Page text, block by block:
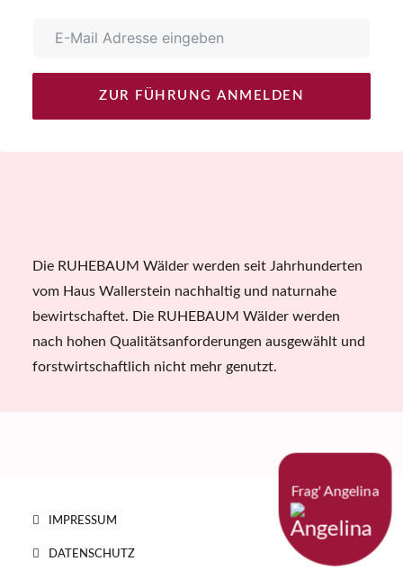
ZUR FÜHRUNG ANMELDEN
Die RUHEBAUM Wälder werden seit Jahrhunderten
vom Haus Wallerstein nachhaltig und naturnahe
bewirtschaftet. Die RUHEBAUM Wälder werden
nach hohen Qualitätsanforderungen ausgewählt und
forstwirtschaftlich nicht mehr genutzt.
Frag' Angelina
IMPRESSUM
DATENSCHUTZ